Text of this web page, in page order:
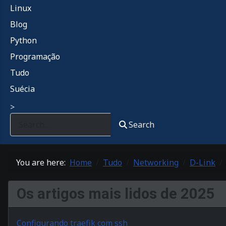
Linux
Blog
Python
Programação
Tudo
Suécia
>
Search
You are here: Home Tudo Networking D-Link
Os artigos mais lidos de 2025
Configurando traefik com ssh